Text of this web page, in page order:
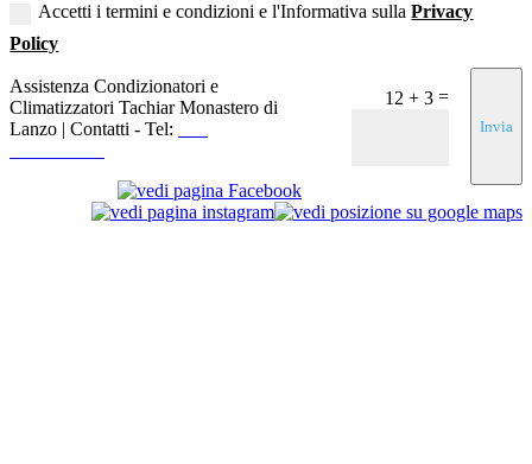
Accetti i termini e condizioni e l'Informativa sullaPrivacy
Policy
12 + 3 =
Invia
Assistenza Condizionatori e
Climatizzatori Tachiar Monastero di
Lanzo | Contatti - Tel: